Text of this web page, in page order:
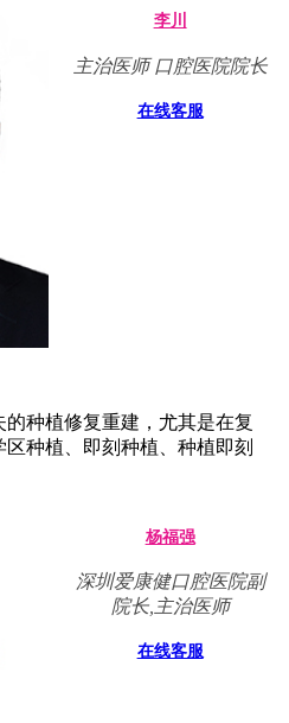
李川
主治医师 口腔医院院长
在线客服
种植修复重建，尤其是在复
种植、即刻种植、种植即刻
杨福强
深圳爱康健口腔医院副
院长,主治医师
在线客服